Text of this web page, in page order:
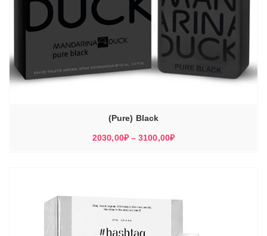
(Pure) Black
2030,00₽ – 3100,00₽Диапазон